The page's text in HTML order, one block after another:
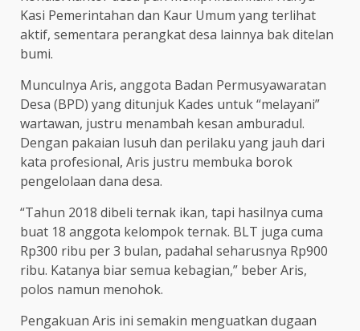
Kasi Pemerintahan dan Kaur Umum yang terlihat
aktif, sementara perangkat desa lainnya bak ditelan
bumi.
Munculnya Aris, anggota Badan Permusyawaratan
Desa (BPD) yang ditunjuk Kades untuk “melayani”
wartawan, justru menambah kesan amburadul.
Dengan pakaian lusuh dan perilaku yang jauh dari
kata profesional, Aris justru membuka borok
pengelolaan dana desa.
“Tahun 2018 dibeli ternak ikan, tapi hasilnya cuma
buat 18 anggota kelompok ternak. BLT juga cuma
Rp300 ribu per 3 bulan, padahal seharusnya Rp900
ribu. Katanya biar semua kebagian,” beber Aris,
polos namun menohok.
Pengakuan Aris ini semakin menguatkan dugaan